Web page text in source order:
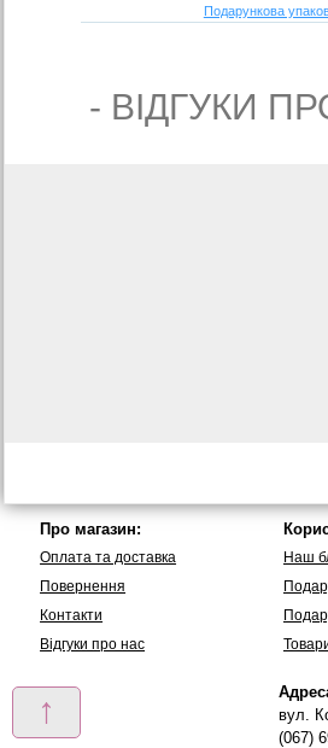
Подарункова
- ВIДГУКИ
↑
Про магазин:
Оплата та доставка
Повернення
Контакти
Вiдгуки про нас
Наш
вул.
(067)